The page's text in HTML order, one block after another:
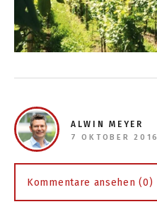
ALWIN MEYER
7 OKTOBER 2016
Kommentare ansehen (0)